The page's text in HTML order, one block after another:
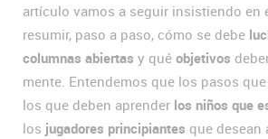
artículo vamos a seguir insistiendo en
resumir, paso a paso, cómo se debe
columnas abiertas y qué objetivos
mente. Entendemos que los pasos
los que deben aprender los niños que
los jugadores principiantes que desean